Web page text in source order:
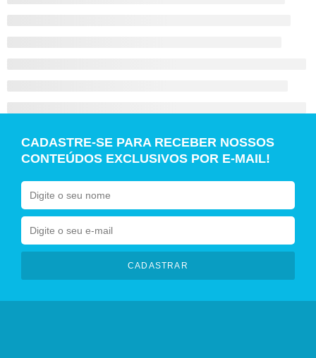
CADASTRE-SE PARA RECEBER NOSSOS
CONTEÚDOS EXCLUSIVOS POR E-MAIL!
CADASTRAR